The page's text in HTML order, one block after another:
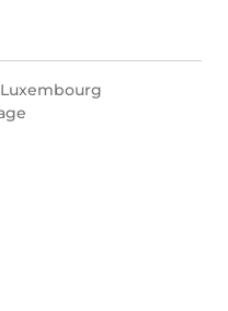
Luxembourg